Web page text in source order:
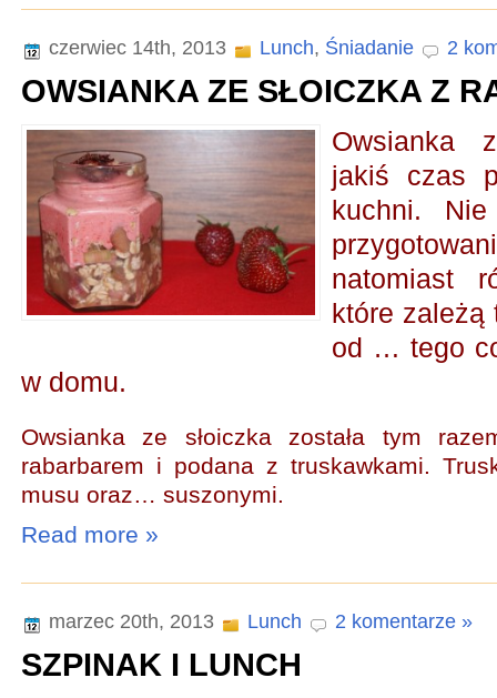
czerwiec 14th, 2013 Lunch, Śniadanie 2
OWSIANKA ZE SŁOICZKA Z
Owsianka
jakiś czas
kuchni.
natomiast
które zależą
od … tego
w domu.
Owsianka ze słoiczka została tym
rabarbarem i podana z truskawkami.
musu oraz… suszonymi.
Read more »
marzec 20th, 2013 Lunch 2 komentarze »
SZPINAK I LUNCH